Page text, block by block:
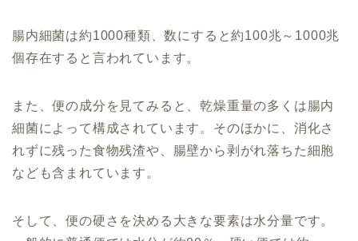
腸内細菌は約1000種類、数にすると約100兆～1000兆
個存在すると言われています。
また、便の成分を見てみると、乾燥重量の多くは腸内
細菌によって構成されています。そのほかに、消化さ
れずに残った食物残渣や、腸壁から剥がれ落ちた細胞
なども含まれています。
そして、便の硬さを決める大きな要素は水分量です。